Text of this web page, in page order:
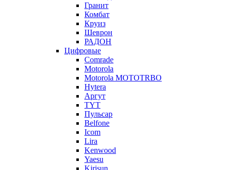
Гранит
Комбат
Круиз
Шеврон
РАДОН
Цифровые
Comrade
Motorola
Motorola MOTOTRBO
Hytera
Аргут
TYT
Пульсар
Belfone
Icom
Lira
Kenwood
Yaesu
Kirisun